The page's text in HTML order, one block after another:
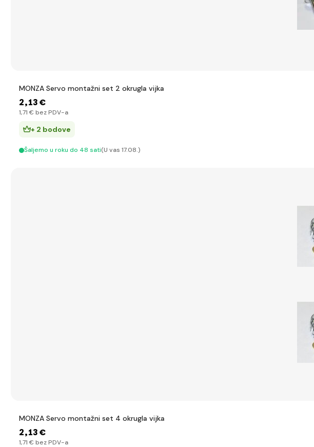
MONZA Servo montažni set 2 okrugla vijka
2,13 €
1,71 € bez PDV-a
+ 2 bodove
Šaljemo u roku do 48 sati(U vas 17.08.)
MONZA Servo montažni set 4 okrugla vijka
2,13 €
1,71 € bez PDV-a